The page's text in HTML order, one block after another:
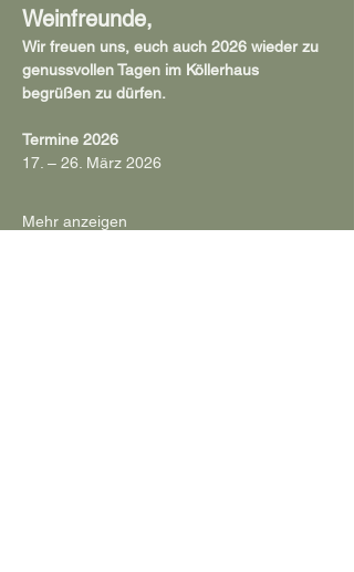
Weinfreunde,
Wir freuen uns, euch auch 2026 wieder zu
genussvollen Tagen im Köllerhaus
begrüßen zu dürfen.
Termine 2026
17. – 26. März 2026
Mehr anzeigen